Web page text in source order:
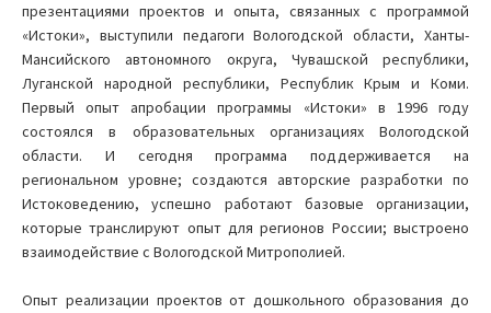
презентациями проектов и опыта, связанных с программой
«Истоки», выступили педагоги Вологодской области, Ханты-
Мансийского автономного округа, Чувашской республики,
Луганской народной республики, Республик Крым и Коми.
Первый опыт апробации программы «Истоки» в 1996 году
состоялся в образовательных организациях Вологодской
области. И сегодня программа поддерживается на
региональном уровне; создаются авторские разработки по
Истоковедению, успешно работают базовые организации,
которые транслируют опыт для регионов России; выстроено
взаимодействие с Вологодской Митрополией.
Опыт реализации проектов от дошкольного образования до